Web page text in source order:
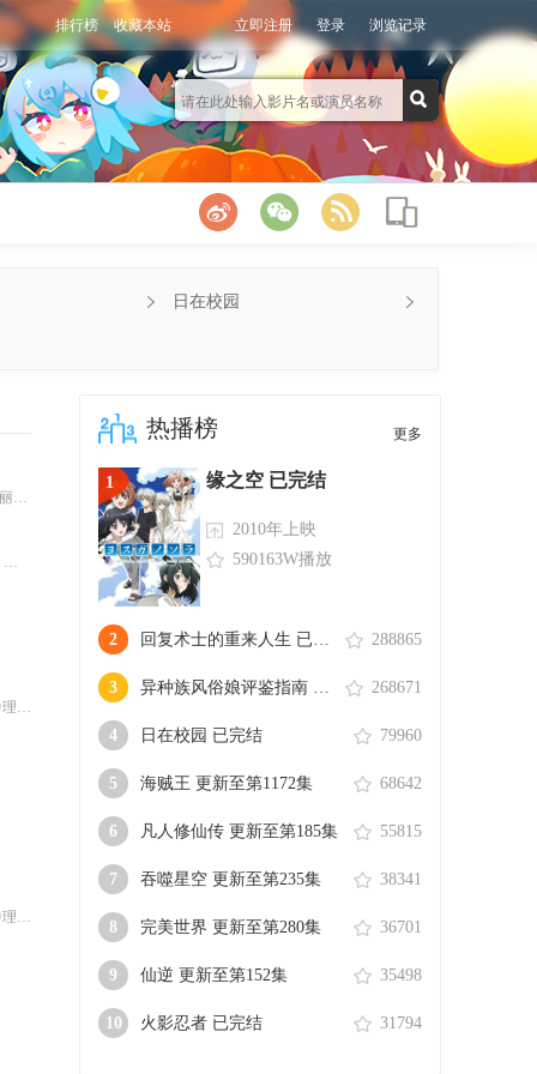
排行榜 收藏本站 浏览记录
登录
立即注册
日在校园
生活在现代的青年——摩绪（MAO）。因&quot;诅咒&quot;而存活了 900 年的神秘阴阳师。生活在令和时代的女中学生黄叶菜花。幼年时遭遇事故，全家只有她一人幸存。某日，当菜花穿过那扇已成为事故……
也
也
热播榜 更多
1 缘之空 已完结
2010年上映
590163W播放
2 回复术士的重来人生 已完结 288865
3 异种族风俗娘评鉴指南 已完结 268671
4 日在校园 已完结 79960
5 海贼王 更新至第1172集 68642
6 凡人修仙传 更新至第185集 55815
7 吞噬星空 更新至第235集 38341
8 完美世界 更新至第280集 36701
9 仙逆 更新至第152集 35498
10 火影忍者 已完结 31794